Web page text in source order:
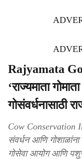
Rajyamata
‘राज्यमाता
गोसंवर्धनासाठी
Cow Conservation
संवर्धन आणि गोशाळांना
गोसेवा आयोग आणि